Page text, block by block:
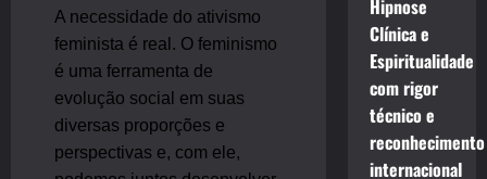
A necessidade do ativismo
feminista é real. O feminismo
é uma ferramenta de
evolução social em suas
diversas proporções e
perspectivas e, com ele,
Hipnose
Clínica e
Espiritualidade
com rigor
técnico e
reconhecimento
internacional